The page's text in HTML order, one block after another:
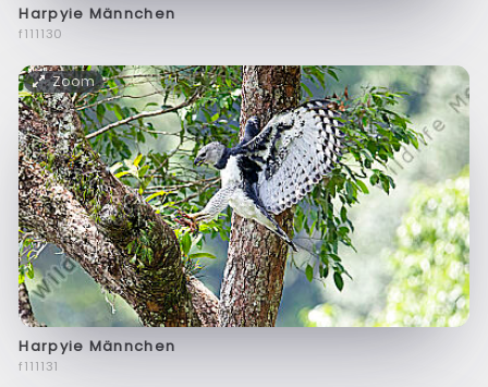
Harpyie Männchen
f111130
Zoom
Harpyie Männchen
f111131